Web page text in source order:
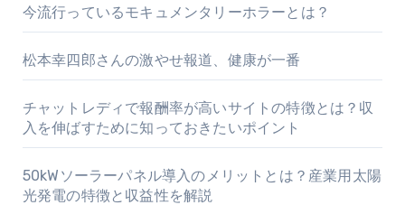
今流行っているモキュメンタリーホラーとは？
松本幸四郎さんの激やせ報道、健康が一番
チャットレディで報酬率が高いサイトの特徴とは？収
入を伸ばすために知っておきたいポイント
50kWソーラーパネル導入のメリットとは？産業用太陽
光発電の特徴と収益性を解説